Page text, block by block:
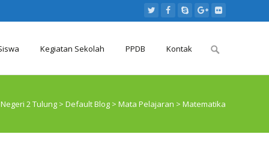
Kegiatan Sekolah PPDB Kontak
Search
Negeri 2 Tulung > Default Blog > Mata Pelajaran > Matematika